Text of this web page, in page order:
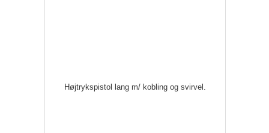
Højtrykspistol lang m/ kobling og svirvel.